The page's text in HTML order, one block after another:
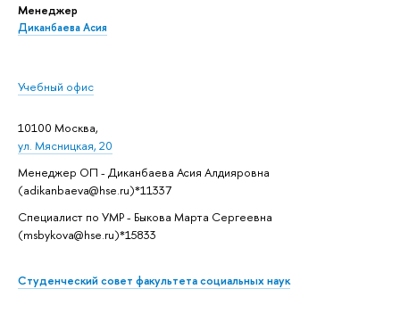
Менеджер
Диканбаева Асия
Учебный офис
10100 Москва,
ул. Мясницкая, 20
Менеджер ОП - Диканбаева Асия Алдияровна
(adikanbaeva@hse.ru)*11337
Специалист по УМР - Быкова Марта Сергеевна
(msbykova@hse.ru)*15833
Студенческий совет факультета социальных наук